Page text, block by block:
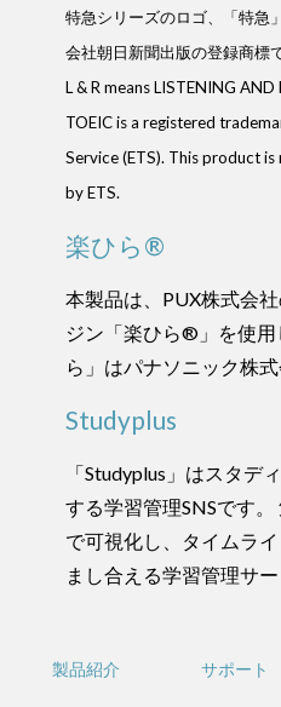
特急シリーズのロゴ、「特急
会社朝日新聞出版の登録商標で
L & R means LISTENING AND
TOEIC is a registered
Service (ETS). This product
by ETS.
楽ひら®
本製品は、PUX株式会
ジン「楽ひら®」を使用
ら」はパナソニック株
Studyplus
「Studyplus」はスタデ
する学習管理SNSです
で可視化し、タイムラ
まし合える学習管理サー
製品紹介 サポート